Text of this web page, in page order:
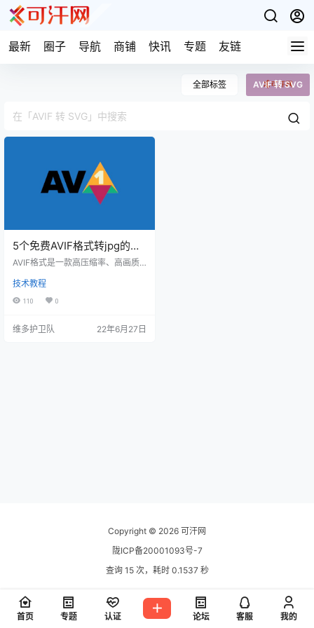
最新 圈子 导航 商铺 快讯 专题 友链
全部标签 AVIF 转 SVG
5个免费AVIF格式转jpg的在
线工具
AVIF格式是一款高压缩率、高画质
式体积更小，还支持高动态范围（H
DR）和宽色域（WCG），它可以存
换为JPG或者其他格式的图片，今
技术教程
110 0
维多护卫队 22年6月27日
Copyright © 2026 可汗网
陇ICP备20001093号-7
查询 15 次，耗时 0.1537 秒
首页 专题 认证 论坛 客服 我的